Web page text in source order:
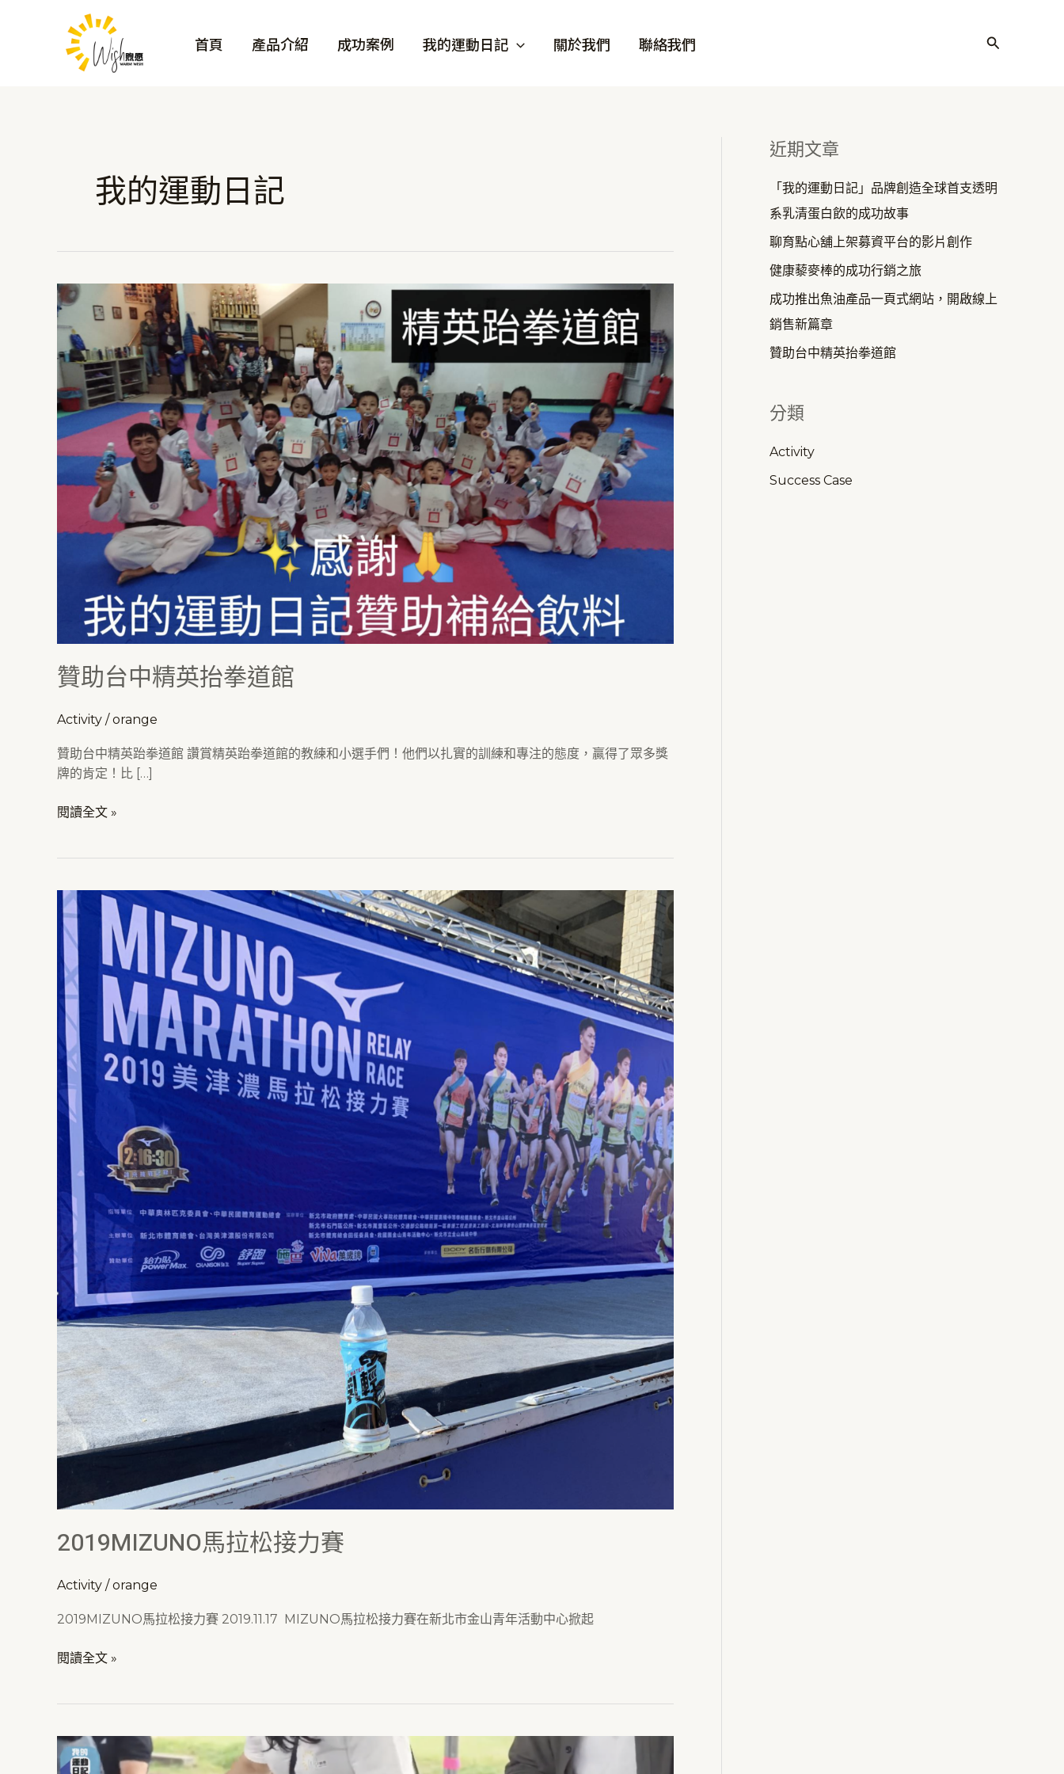
首頁 產品介紹 成功案例 我的運動日記 關於我們 聯絡我們
搜
我的運動日記
贊助台中精英抬拳道館
Activity /orange
贊助台中精英跆拳道館 讚賞精英跆拳道館的教練和小選手們！他們以扎實的訓練和專注的態度，贏得了眾多獎
牌的肯定！比 […]
贊
助
台
中
精
英
抬
道
閱讀全文 »
2019MIZUNO馬拉松接力賽
Activity /orange
2019MIZUNO馬拉松接力賽 2019.11.17 MIZUNO馬拉松接力賽在新北市金山青年活動中心掀起
2019MIZUNO
馬
拉
松
接
力
賽
閱讀全文 »
2019
第
近期文章
「我的運動日記」品牌創造全球首支透明
系乳清蛋白飲的成功故事
聊育點心舖上架募資平台的影片創作
健康藜麥棒的成功行銷之旅
成功推出魚油產品一頁式網站，開啟線上
銷售新篇章
贊助台中精英抬拳道館
分類
Activity
Success Case